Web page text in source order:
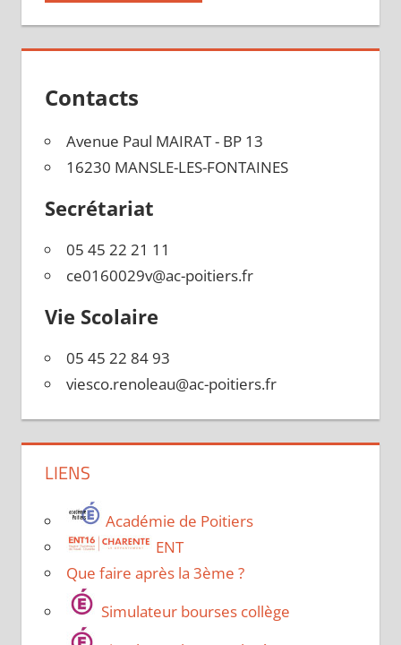
Contacts
Avenue Paul MAIRAT - BP 13
16230 MANSLE-LES-FONTAINES
Secrétariat
05 45 22 21 11
ce0160029v@ac-poitiers.fr
Vie Scolaire
05 45 22 84 93
viesco.renoleau@ac-poitiers.fr
LIENS
Académie de Poitiers
ENT
Que faire après la 3ème ?
Simulateur bourses collège